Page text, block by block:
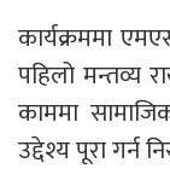
कार्यक्रममा
पहिलो मन्तव्य
काममा
उद्देश्य पूरा गर्न